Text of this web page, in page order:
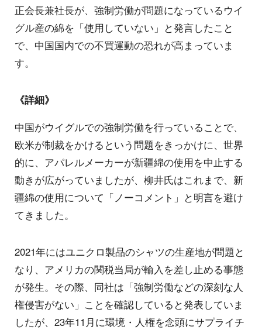
正会長兼社長が、強制労働が問題になっているウイ
グル産の綿を「使用していない」と発言したこと
で、中国国内での不買運動の恐れが高まっていま
す。
《詳細》
中国がウイグルでの強制労働を行っていることで、
欧米が制裁をかけるという問題をきっかけに、世界
的に、アパレルメーカーが新疆綿の使用を中止する
動きが広がっていましたが、柳井氏はこれまで、新
疆綿の使用について「ノーコメント」と明言を避け
てきました。
2021年にはユニクロ製品のシャツの生産地が問題と
なり、アメリカの関税当局が輸入を差し止める事態
が発生。その際、同社は「強制労働などの深刻な人
権侵害がない」ことを確認していると発表していま
したが、23年11月に環境・人権を念頭にサプライチ